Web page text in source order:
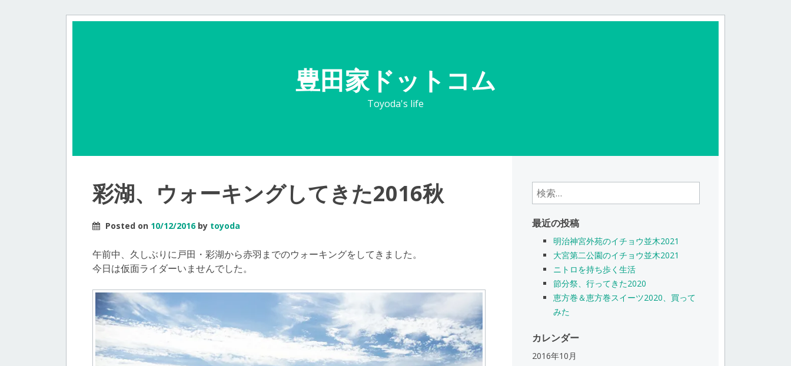
豊田家ドットコム
Toyoda's life
彩湖、ウォーキングしてきた2016秋
Posted on 10/12/2016by toyoda
午前中、久しぶりに戸田・彩湖から赤羽までのウォーキングをしてきました。
今日は仮面ライダーいませんでした。
検
索:
最近の投稿
明治神宮外苑のイチョウ並木2021
大宮第二公園のイチョウ並木2021
ニトロを持ち歩く生活
節分祭、行ってきた2020
恵方巻＆恵方巻スイーツ2020、買って
みた
カレンダー
2016年10月